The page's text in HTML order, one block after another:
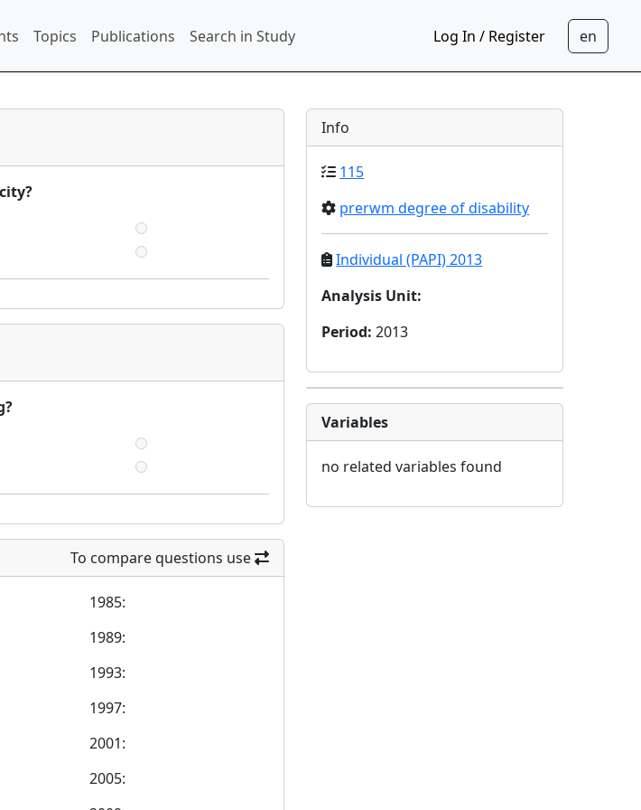
Topics Publications Search in Study Log In / Register
To compare questions use
1985:
1989:
1993:
1997:
2001:
2005:
Info
115
prerwm degree of disability
Individual (PAPI) 2013
Analysis Unit:
Period:2013
Variables
no related variables found